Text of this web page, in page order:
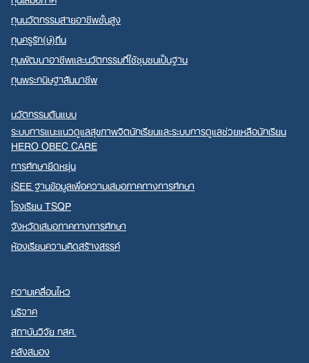
ทุนนวัตกรรมสายอาชีพชั้นสูง
ทุนครูรัก(ษ์)ถิ่น
ทุนพัฒนาอาชีพและนวัตกรรมที่ใช้ชุมชนเป็นฐาน
ทุนพระกนิษฐาสัมมาชีพ
นวัตกรรมต้นแบบ
ระบบการแนะแนวดูแลสุขภาพจิตนักเรียนและระบบการดูแลช่วยเหลือนักเรียน
HERO OBEC CARE
การศึกษายืดหยุ่น
iSEE ฐานข้อมูลเพื่อความเสมอภาคทางการศึกษา
โรงเรียน TSQP
จังหวัดเสมอภาคทางการศึกษา
ห้องเรียนความคิดสร้างสรรค์
ความเคลื่อนไหว
บริจาค
สถาบันวิจัย กสศ.
คลังสมอง